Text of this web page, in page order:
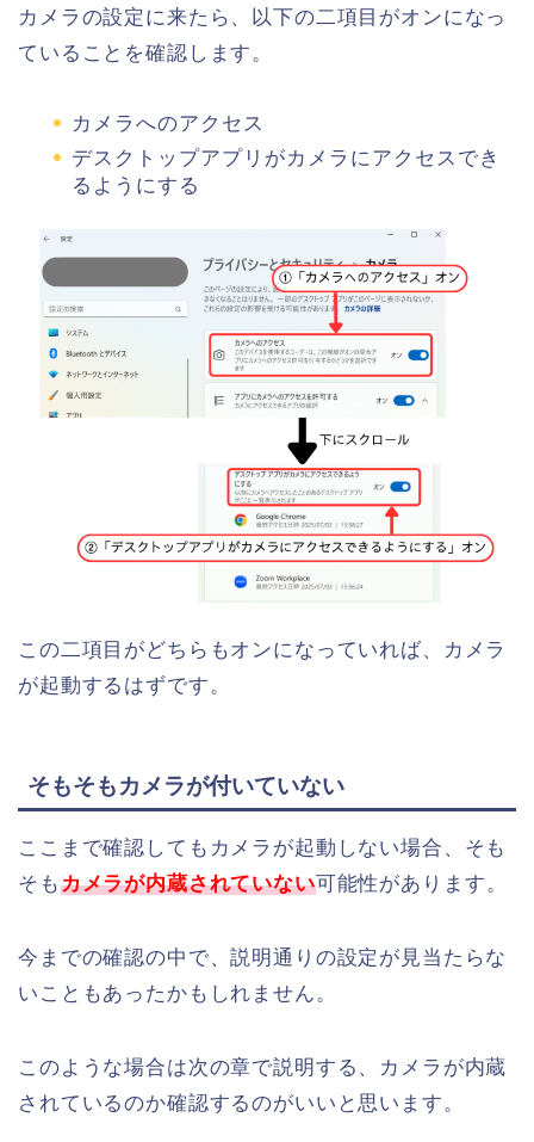
カメラの設定に来たら、以下の二項目がオンになっ
ていることを確認します。
カメラへのアクセス
デスクトップアプリがカメラにアクセスでき
るようにする
この二項目がどちらもオンになっていれば、カメラ
が起動するはずです。
そもそもカメラが付いていない
ここまで確認してもカメラが起動しない場合、そも
そもカメラが内蔵されていない可能性があります。
今までの確認の中で、説明通りの設定が見当たらな
いこともあったかもしれません。
このような場合は次の章で説明する、カメラが内蔵
されているのか確認するのがいいと思います。